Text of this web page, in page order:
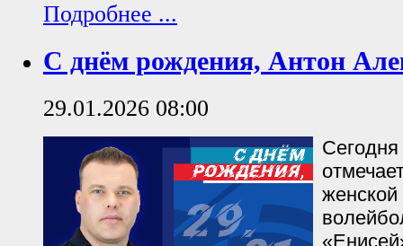
Подробнее ...
С днём рождения, Антон
29.01.2026 08:00